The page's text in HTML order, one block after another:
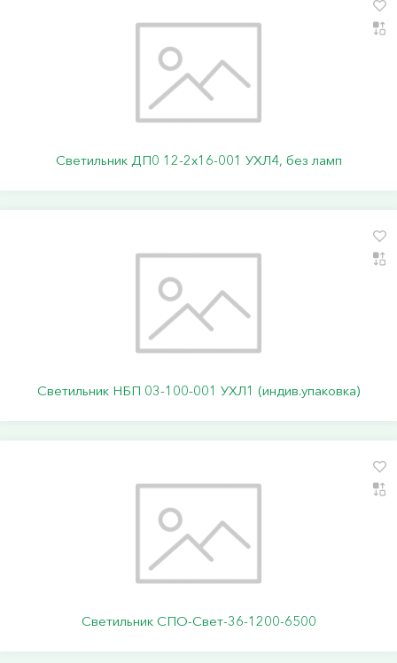
Светильник ДП0 12-2х16-001 УХЛ4, без ламп
Светильник НБП 03-100-001 УХЛ1 (индив.упаковка)
Светильник СПО-Свет-36-1200-6500